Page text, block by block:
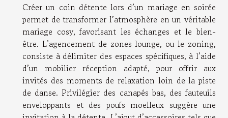
Créer un coin détente lors d’un mariage en soirée
permet de transformer l’atmosphère en un véritable
mariage cosy, favorisant les échanges et le bien-
être. L’agencement de zones lounge, ou le zoning,
consiste à délimiter des espaces spécifiques, à l’aide
d’un mobilier réception adapté, pour offrir aux
invités des moments de relaxation loin de la piste
de danse. Privilégier des canapés bas, des fauteuils
enveloppants et des poufs moelleux suggère une